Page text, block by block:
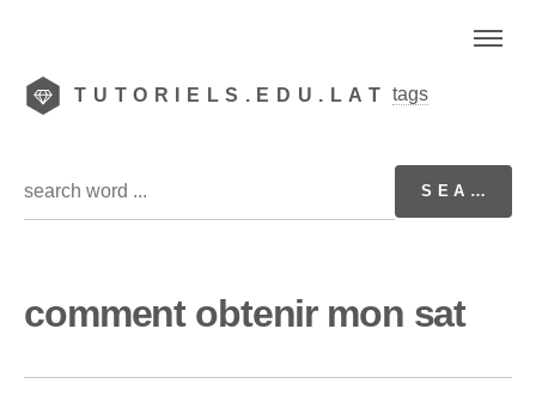
TUTORIELS.EDU.LAT tags
comment obtenir mon sat